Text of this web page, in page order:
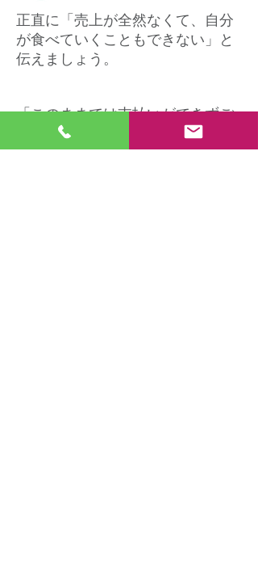
正直に「売上が全然なくて、自分
が食べていくこともできない」と
伝えましょう。
「このままでは支払いができずご
迷惑をかけるので、とりあえず月